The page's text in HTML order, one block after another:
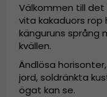
Välkommen till
vita kakaduors
känguruns språng
kvällen.
Ändlösa
jord, soldränkta
ögat kan se.